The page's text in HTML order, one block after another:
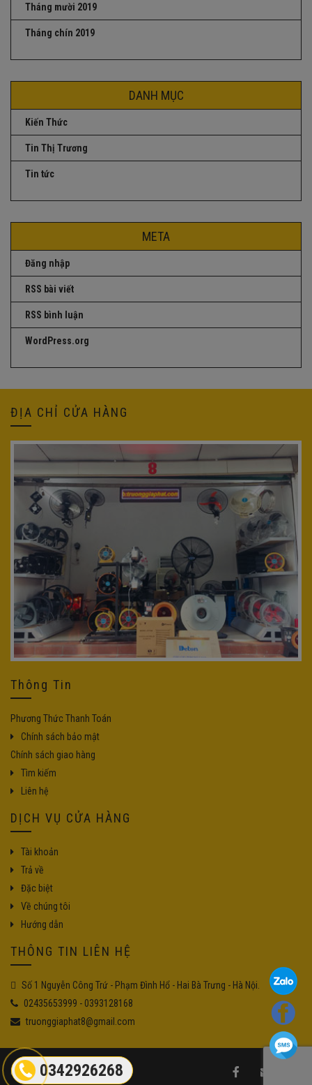
Tháng mười 2019
Tháng chín 2019
DANH MỤC
Kiến Thức
Tin Thị Trương
Tin tức
META
Đăng nhập
RSS bài viết
RSS bình luận
WordPress.org
ĐỊA CHỈ CỬA HÀNG
Thông Tin
Phương Thức Thanh Toán
Chính sách bảo mật
Chính sách giao hàng
Tìm kiếm
Liên hệ
DỊCH VỤ CỬA HÀNG
Tài khoản
Trả về
Đặc biệt
Về chúng tôi
Hướng dẫn
THÔNG TIN LIÊN HỆ
Số 1 Nguyễn Công Trứ - Phạm Đình Hổ - Hai Bà Trưng - Hà Nội.
02435653999 - 0393128168
truonggiaphat8@gmail.com
Design by Trienkhaiweb
0342926268